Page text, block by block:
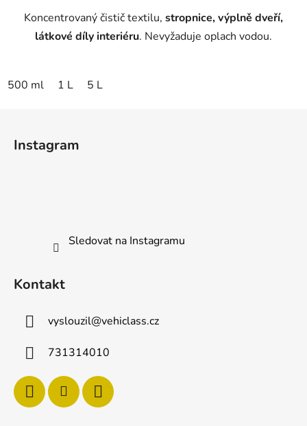
Koncentrovaný čistič textilu, stropnice, výplně dveří,
látkové díly interiéru. Nevyžaduje oplach vodou.
500 ml 1 L 5 L
Instagram
Sledovat na Instagramu
Kontakt
vyslouzil@vehiclass.cz
731314010